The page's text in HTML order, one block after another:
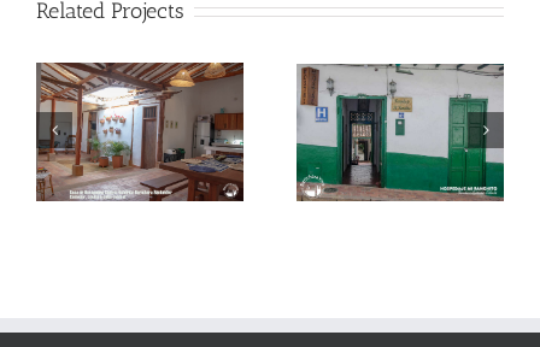
Related Projects
Hospedaje Mi Ranchito
Condominio Parque
Baviera